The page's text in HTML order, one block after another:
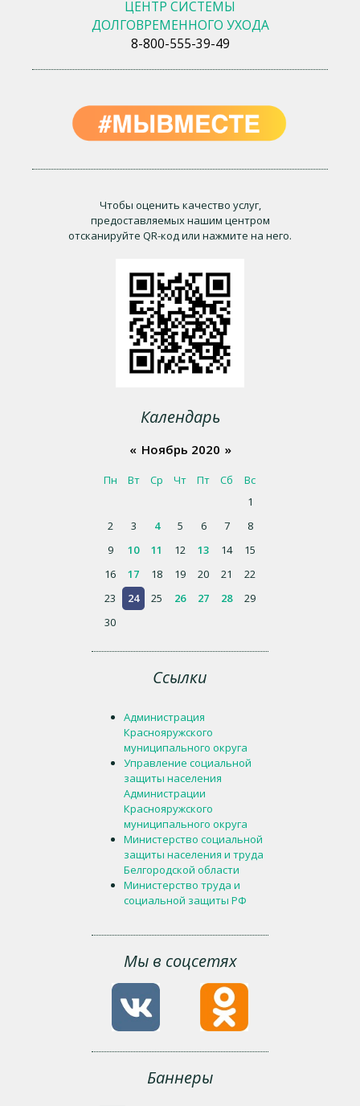
ЦЕНТР СИСТЕМЫ
ДОЛГОВРЕМЕННОГО УХОДА
8-800-555-39-49
Чтобы оценить качество услуг,
предоставляемых нашим центром
отсканируйте QR-код или нажмите на него.
Календарь
« Ноябрь 2020 »
Пн Вт Ср Чт Пт Сб
Вс
1
2
3 4 5 6 7
8
9
10 11 12 13 14
15
16
17 18 19 20 21
22
23
24 25 26 27 28
29
30
Ссылки
Администрация
Краснояружского
муниципального округа
Управление социальной
защиты населения
Администрации
Краснояружского
муниципального округа
Министерство социальной
защиты населения и труда
Белгородской области
Министерство труда и
социальной защиты РФ
Мы в соцсетях
Баннеры